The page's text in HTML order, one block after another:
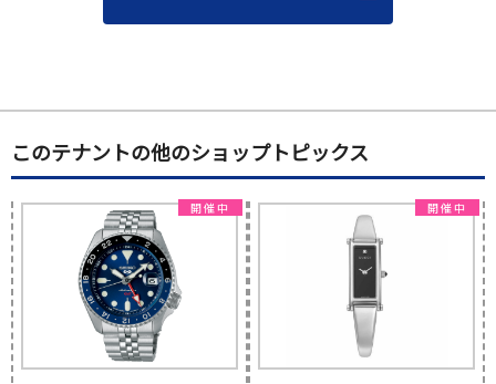
このテナントの他のショップトピックス